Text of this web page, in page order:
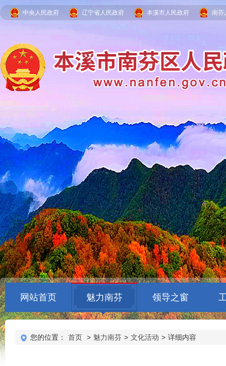
中央人民政府 辽宁省人民政府 本溪市人民政府 南芬
网站首页 魅力南芬 领导之窗
您的位置： 首页 > 魅力南芬 > 文化活动 > 详细内容